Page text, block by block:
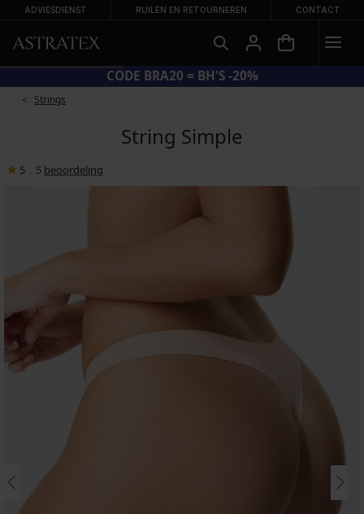
ADVIESDIENST RUILEN EN RETOURNEREN CONTACT
CODE BRA20 = BH'S -20%
Strings
String Simple
5 5 beoordeling